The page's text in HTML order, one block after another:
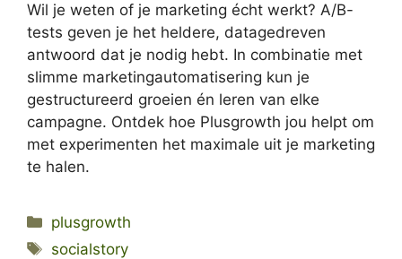
Wil je weten of je marketing écht werkt? A/B-
tests geven je het heldere, datagedreven
antwoord dat je nodig hebt. In combinatie met
slimme marketingautomatisering kun je
gestructureerd groeien én leren van elke
campagne. Ontdek hoe Plusgrowth jou helpt om
met experimenten het maximale uit je marketing
te halen.
Categories
plusgrowth
Tags
socialstory